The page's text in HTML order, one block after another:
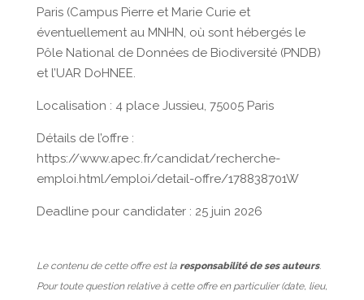
Paris (Campus Pierre et Marie Curie et
éventuellement au MNHN, où sont hébergés le
Pôle National de Données de Biodiversité (PNDB)
et l’UAR DoHNEE.
Localisation : 4 place Jussieu, 75005 Paris
Détails de l’offre :
https://www.apec.fr/candidat/recherche-
emploi.html/emploi/detail-offre/178838701W
Deadline pour candidater : 25 juin 2026
Le contenu de cette offre est la responsabilité de ses auteurs.
Pour toute question relative à cette offre en particulier (date, lieu,